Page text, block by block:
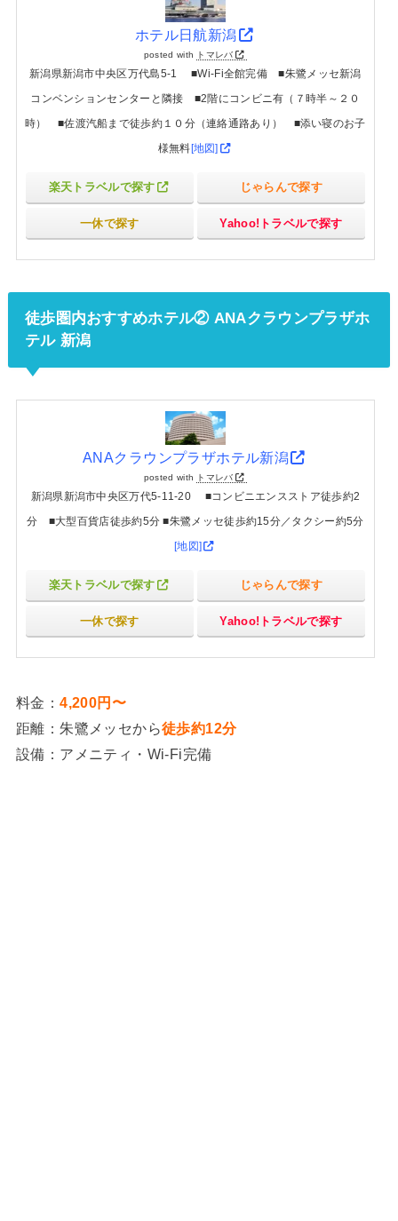
ホテル日航新潟
posted with トマレバ
新潟県新潟市中央区万代島5-1 ■Wi-Fi全館完備 ■朱鷺メッセ新潟
コンベンションセンターと隣接 ■2階にコンビニ有（７時半～２０
時） ■佐渡汽船まで徒歩約１０分（連絡通路あり） ■添い寝のお子
様無料[地図]
楽天トラベルで探す じゃらんで探す
一休で探す Yahoo!トラベルで探す
徒歩圏内おすすめホテル② ANAクラウンプラザホ
テル 新潟
ANAクラウンプラザホテル新潟
posted with トマレバ
新潟県新潟市中央区万代5-11-20 ■コンビニエンスストア徒歩約2
分 ■大型百貨店徒歩約5分 ■朱鷺メッセ徒歩約15分／タクシー約5分
[地図]
楽天トラベルで探す じゃらんで探す
一休で探す Yahoo!トラベルで探す
料金：4,200円〜
距離：朱鷺メッセから徒歩約12分
設備：アメニティ・Wi-Fi完備